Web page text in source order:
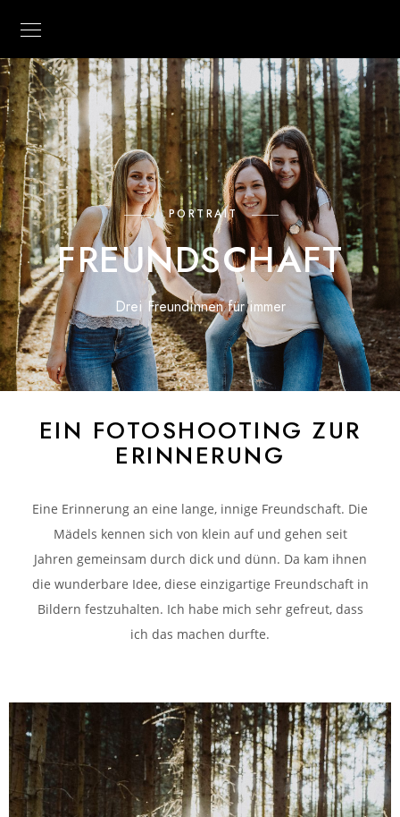
PORTRAIT
FREUNDSCHAFT
Drei Freundinnen für immer
EIN FOTOSHOOTING ZUR
ERINNERUNG
Eine Erinnerung an eine lange, innige Freundschaft. Die
Mädels kennen sich von klein auf und gehen seit
Jahren gemeinsam durch dick und dünn. Da kam ihnen
die wunderbare Idee, diese einzigartige Freundschaft in
Bildern festzuhalten. Ich habe mich sehr gefreut, dass
ich das machen durfte.